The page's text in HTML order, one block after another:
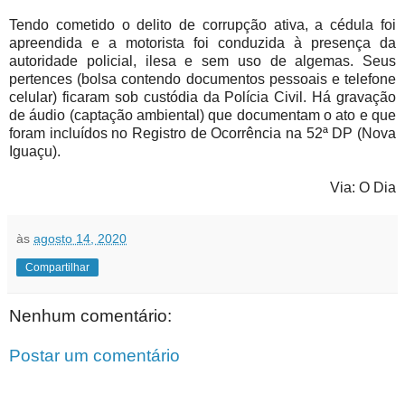
Tendo cometido o delito de corrupção ativa, a cédula foi
apreendida e a motorista foi conduzida à presença da
autoridade policial, ilesa e sem uso de algemas. Seus
pertences (bolsa contendo documentos pessoais e telefone
celular) ficaram sob custódia da Polícia Civil. Há gravação
de áudio (captação ambiental) que documentam o ato e que
foram incluídos no Registro de Ocorrência na 52ª DP (Nova
Iguaçu).
Via: O Dia
às agosto 14, 2020
Compartilhar
Nenhum comentário:
Postar um comentário